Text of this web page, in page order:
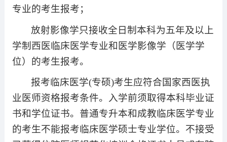
专业的考生报考；
放射影像学只接收全日制本科为五年及以上
学制西医临床医学专业和医学影像学（医学学
位）的考生报考。
报考临床医学(专硕)考生应符合国家西医执
业医师资格报考条件。入学前须取得本科毕业证
书和学位证书。普通专升本和成教临床医学专业
的考生不能报考临床医学硕士专业学位。不接受